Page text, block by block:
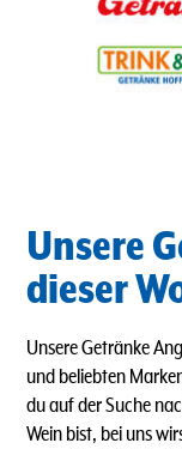
Unsere
dieser
Unsere Getränke
und beliebten
du auf der Suche
Wein bist, bei uns